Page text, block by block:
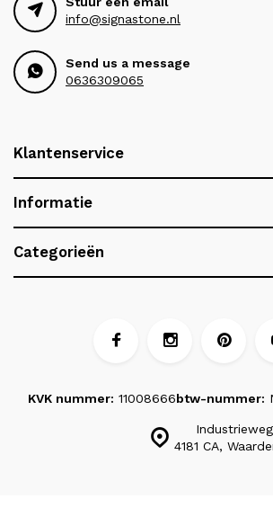
info@signastone.nl
Send us a message
0636309065
Klantenservice
Informatie
Categorieën
4181 CA,
KVK nummer: 11008666btw-nummer: